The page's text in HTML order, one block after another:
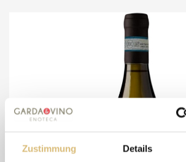
Zustimmung Details